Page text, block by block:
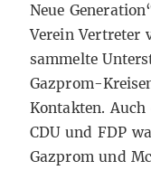
Neue
Verein Vertreter
sammelte
Gazprom-
Kontakten.
CDU und FDP
Gazprom und